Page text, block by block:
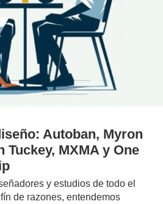
Autoban, Myron
Tuckey, MXMA y One
y estudios de todo el
de razones, entendemos